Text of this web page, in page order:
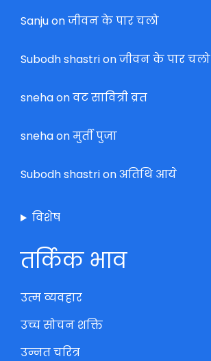
Sanjuonजीवन के पार चलो
Subodh shastrionजीवन के पार चलो
snehaonवट सावित्री व्रत
snehaonमुर्ती पुजा
Subodh shastrionअतिथि आये
विशेष
तर्किक भाव
उत्म व्यवहार
उच्च सोचन शक्ति
उन्नत चरित्र